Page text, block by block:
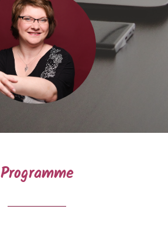
Programme